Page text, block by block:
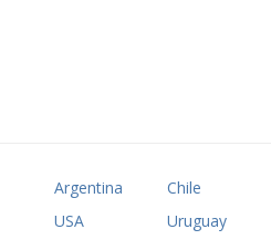
Argentina
Chile
USA
Uruguay